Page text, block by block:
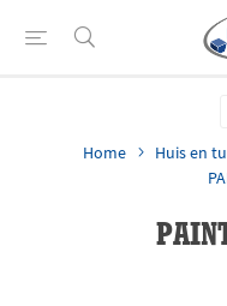
Home
Huis en